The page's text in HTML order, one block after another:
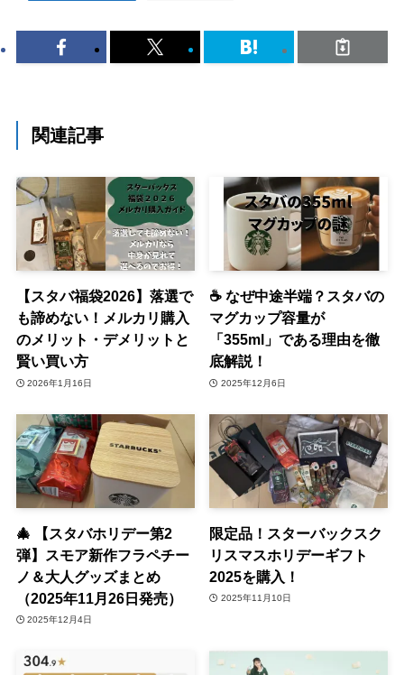
関連記事
【スタバ福袋2026】落選で
も諦めない！メルカリ購入
のメリット・デメリットと
賢い買い方
2026年1月16日
☕ なぜ中途半端？スタバの
マグカップ容量が
「355ml」である理由を徹
底解説！
2025年12月6日
🎄 【スタバホリデー第2
弾】スモア新作フラペチー
ノ＆大人グッズまとめ
（2025年11月26日発売）
2025年12月4日
限定品！スターバックスク
リスマスホリデーギフト
2025を購入！
2025年11月10日